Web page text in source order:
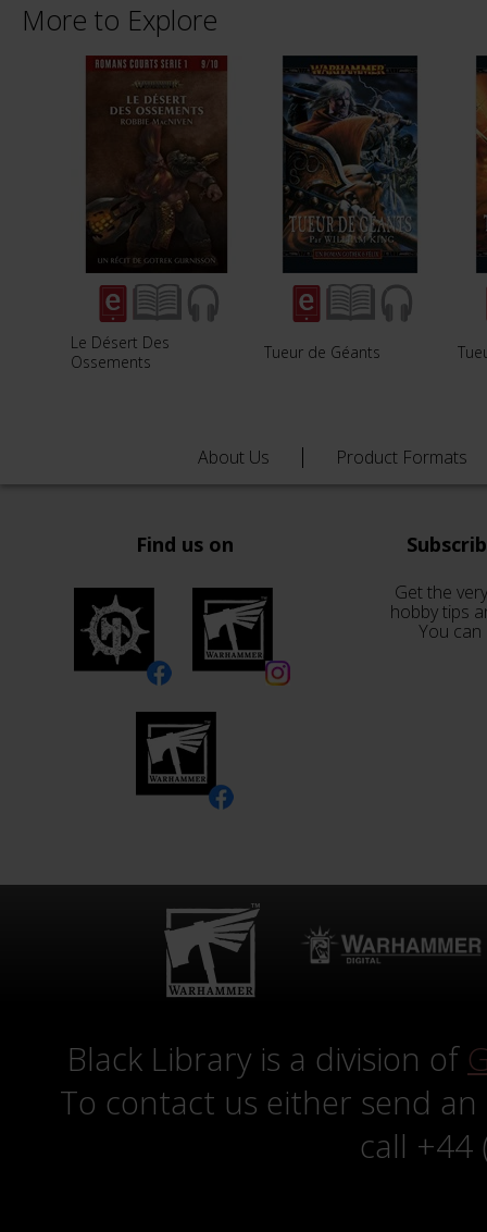
More to Explore
Le Désert Des
Ossements
Tueur de Géants
About Us Product Formats
Find us on
Get the
hobby tips
You
Black Library is a division of
To contact us either send
call +44